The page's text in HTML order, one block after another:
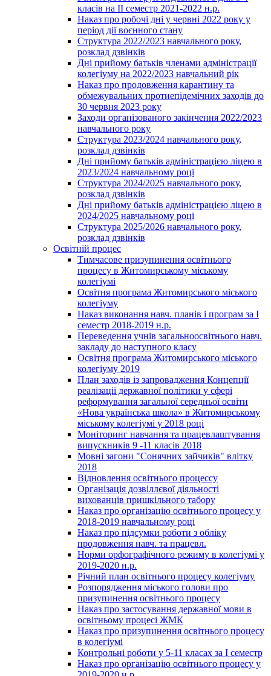
класів на ІІ семестр 2021-2022 н.р.
Наказ про робочі дні у червні 2022 року у
період дії воєнного стану
Структура 2022/2023 навчального року,
розклад дзвінків
Дні прийому батьків членами адміністрації
колегіуму на 2022/2023 навчальний рік
Наказ про продовження карантину та
обмежувальних протиепідемічних заходів до
30 червня 2023 року
Заходи організованого закінчення 2022/2023
навчального року
Структура 2023/2024 навчального року,
розклад дзвінків
Дні прийому батьків адміністрацією ліцею в
2023/2024 навчальному році
Структура 2024/2025 навчального року,
розклад дзвінків
Дні прийому батьків адміністрацією ліцею в
2024/2025 навчальному році
Структура 2025/2026 навчального року,
розклад дзвінків
Освітній процес
Тимчасове призупинення освітнього
процесу в Житомирському міському
колегіумі
Освітня програма Житомирського міського
колегіуму
Наказ виконання навч. планів і програм за І
семестр 2018-2019 н.р.
Переведення учнів загальноосвітнього навч.
закладу до наступного класу
Освітня програма Житомирського міського
колегіуму 2019
План заходів із запровадження Концепції
реалізації державної політики у сфері
реформування загальної середньої освіти
«Нова українська школа» в Житомирському
міському колегіумі у 2018 році
Моніторинг навчання та працевлаштування
випускників 9 -11 класів 2018
Мовні загони "Сонячних зайчиків" влітку
2018
Відновлення освітнього процессу
Організація дозвіллєвої діяльності
вихованців пришкільного табору
Наказ про організацію освітнього процесу у
2018-2019 навчальному році
Наказ про підсумки роботи з обліку
продовження навч. та працевл.
Норми орфографічного режиму в колегіумі у
2019-2020 н.р.
Річний план освітнього процесу колегіуму
Розпорядження міського голови про
призупинення освітнього процесу
Наказ про застосування державної мови в
освітньому процесі ЖМК
Наказ про призупинення освітнього процесу
в колегіумі
Контрольні роботи у 5-11 класах за І семестр
Наказ про організацію освітнього процесу у